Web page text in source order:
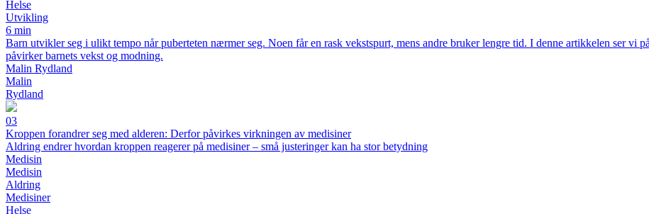
Helse
Utvikling
6 min
Barn utvikler seg i ulikt tempo når puberteten nærmer seg. Noen får en rask vekstspurt, mens andre bruker lengre tid. I denne artikkelen ser vi
påvirker barnets vekst og modning.
Malin Rydland
Malin
Rydland
03
Kroppen forandrer seg med alderen: Derfor påvirkes virkningen av medisiner
Aldring endrer hvordan kroppen reagerer på medisiner – små justeringer kan ha stor betydning
Medisin
Medisin
Aldring
Medisiner
Helse